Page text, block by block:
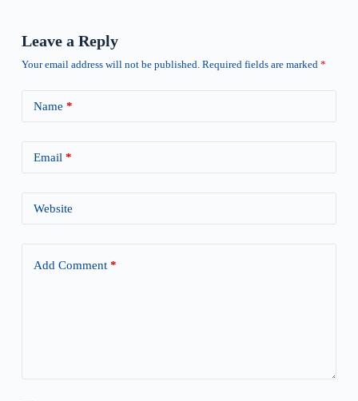
Leave a Reply
Your email address will not be published. Required fields are marked *
Name *
Email *
Website
Add Comment*